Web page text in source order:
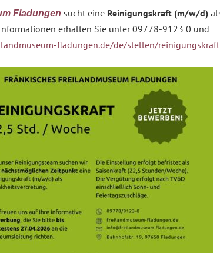
Fladungen sucht eine Reinigungskraft (m/w/d)
erhalten Sie unter 09778-9123 0 und
fladungen.de/de/stellen/reinigungskraft